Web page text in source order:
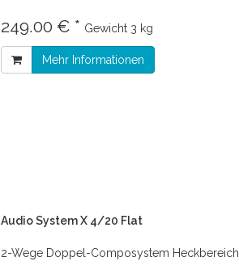
249.00 € * Gewicht 3 kg
Mehr Informationen
Audio System X 4/20 Flat
2-Wege Doppel-Composystem Heckbereich